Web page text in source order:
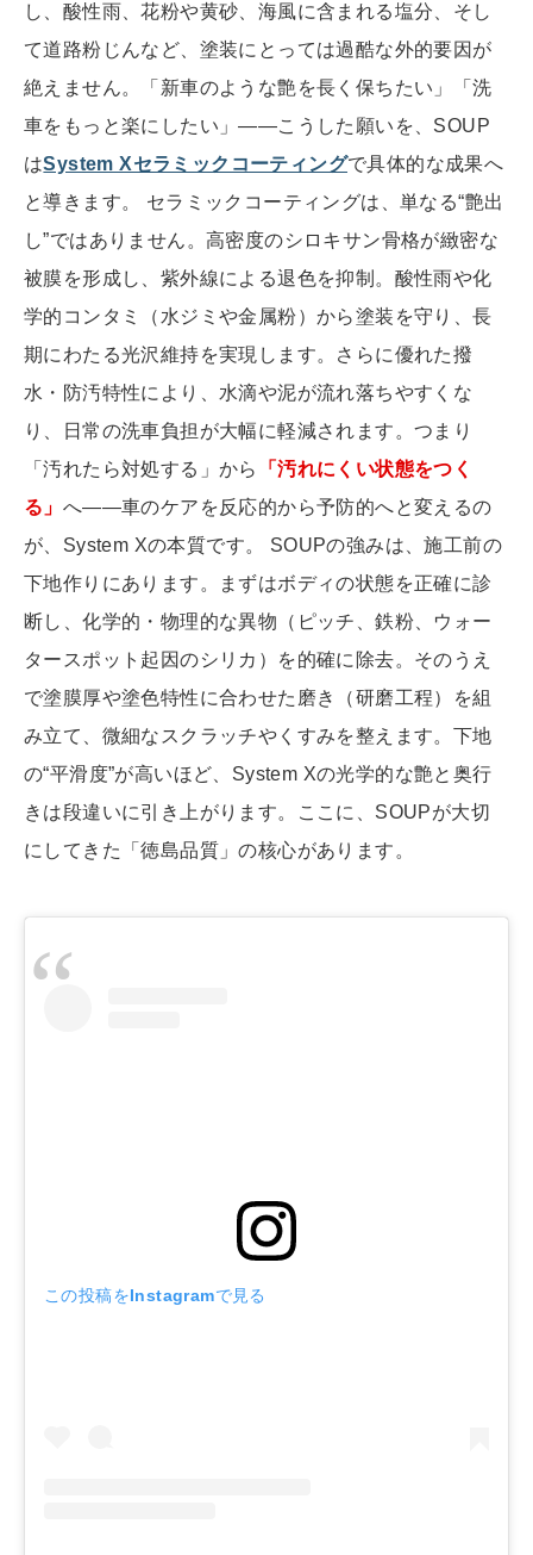
し、酸性雨、花粉や黄砂、海風に含まれる塩分、そし
て道路粉じんなど、塗装にとっては過酷な外的要因が
絶えません。「新車のような艶を長く保ちたい」「洗
車をもっと楽にしたい」――こうした願いを、SOUP
はSystem Xセラミックコーティングで具体的な成果へ
と導きます。 セラミックコーティングは、単なる“艶出
し”ではありません。高密度のシロキサン骨格が緻密な
被膜を形成し、紫外線による退色を抑制。酸性雨や化
学的コンタミ（水ジミや金属粉）から塗装を守り、長
期にわたる光沢維持を実現します。さらに優れた撥
水・防汚特性により、水滴や泥が流れ落ちやすくな
り、日常の洗車負担が大幅に軽減されます。つまり
「汚れたら対処する」から
「汚れにくい状態をつく
る」 へ――車のケアを反応的から予防的へと変えるの
が、System Xの本質です。 SOUPの強みは、施工前の
下地作りにあります。まずはボディの状態を正確に診
断し、化学的・物理的な異物（ピッチ、鉄粉、ウォー
タースポット起因のシリカ）を的確に除去。そのうえ
で塗膜厚や塗色特性に合わせた磨き（研磨工程）を組
み立て、微細なスクラッチやくすみを整えます。下地
の“平滑度”が高いほど、System Xの光学的な艶と奥行
きは段違いに引き上がります。ここに、SOUPが大切
にしてきた「徳島品質」の核心があります。
この投稿をInstagramで見る